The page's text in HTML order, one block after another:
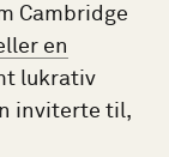
Cambridge
en
lukrativ
inviterte til,